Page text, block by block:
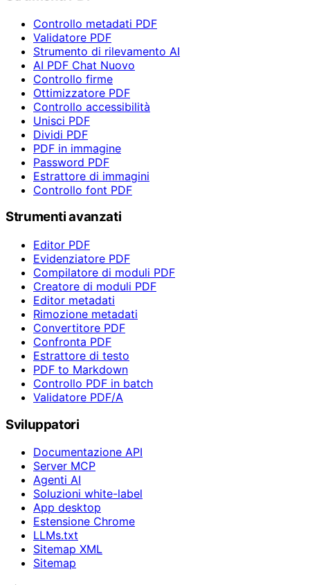
Controllo metadati PDF
Validatore PDF
Strumento di rilevamento AI
AI PDF Chat Nuovo
Controllo firme
Ottimizzatore PDF
Controllo accessibilità
Unisci PDF
Dividi PDF
PDF in immagine
Password PDF
Estrattore di immagini
Controllo font PDF
Strumenti avanzati
Editor PDF
Evidenziatore PDF
Compilatore di moduli PDF
Creatore di moduli PDF
Editor metadati
Rimozione metadati
Convertitore PDF
Confronta PDF
Estrattore di testo
PDF to Markdown
Controllo PDF in batch
Validatore PDF/A
Sviluppatori
Documentazione API
Server MCP
Agenti AI
Soluzioni white-label
App desktop
Estensione Chrome
LLMs.txt
Sitemap XML
Sitemap